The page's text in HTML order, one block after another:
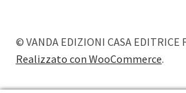
© VANDA EDIZIONI CASA EDITRICE
Realizzato con WooCommerce.